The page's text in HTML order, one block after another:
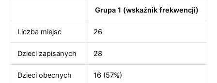
Grupa 1 (wskaźnik frekwencji)
Liczba miejsc 26
Dzieci zapisanych 28
Dzieci obecnych 16 (57%)